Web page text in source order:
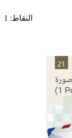
النقاط: 1